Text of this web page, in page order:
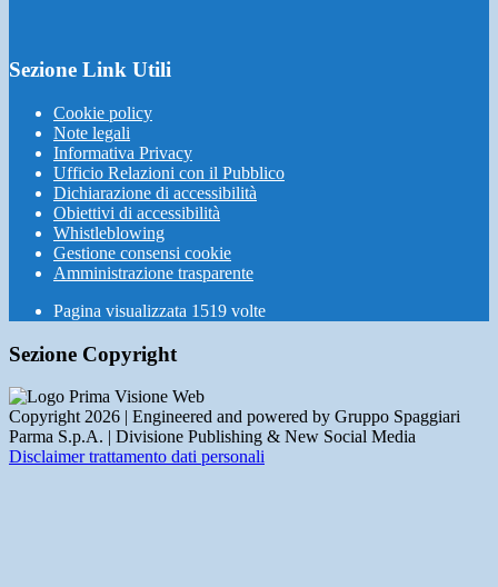
Sezione Link Utili
Cookie policy
Note legali
Informativa Privacy
Ufficio Relazioni con il Pubblico
Dichiarazione di accessibilità
Obiettivi di accessibilità
Whistleblowing
Gestione consensi cookie
Amministrazione trasparente
Pagina visualizzata 1519 volte
Sezione Copyright
Copyright 2026 | Engineered and powered by Gruppo Spaggiari
Parma S.p.A. | Divisione Publishing & New Social Media
Disclaimer trattamento dati personali